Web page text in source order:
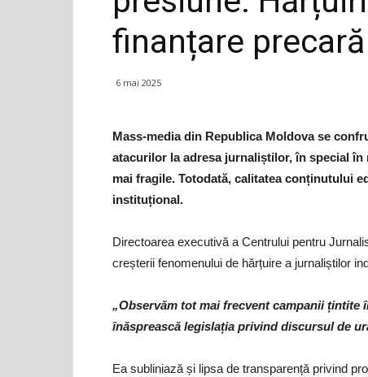
finanțare precară
6 mai 2025
Mass-media din Republica Moldova se
atacurilor la adresa jurnaliștilor, în special
mai fragile. Totodată, calitatea conținutului
instituțional.
Directoarea executivă a Centrului pentru
creșterii fenomenului de hărțuire a jurnaliștilor
„Observăm tot mai frecvent campanii
înăsprească legislația privind discursul de
Ea subliniază și lipsa de transparență privind